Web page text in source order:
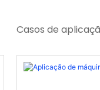
Casos de